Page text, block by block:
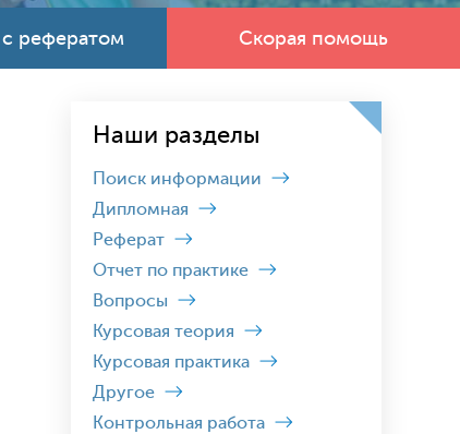
рефератом Скорая помощь
Наши разделы
Поиск информации
Дипломная
Реферат
Отчет по практике
Вопросы
Курсовая теория
Курсовая практика
Другое
Контрольная работа